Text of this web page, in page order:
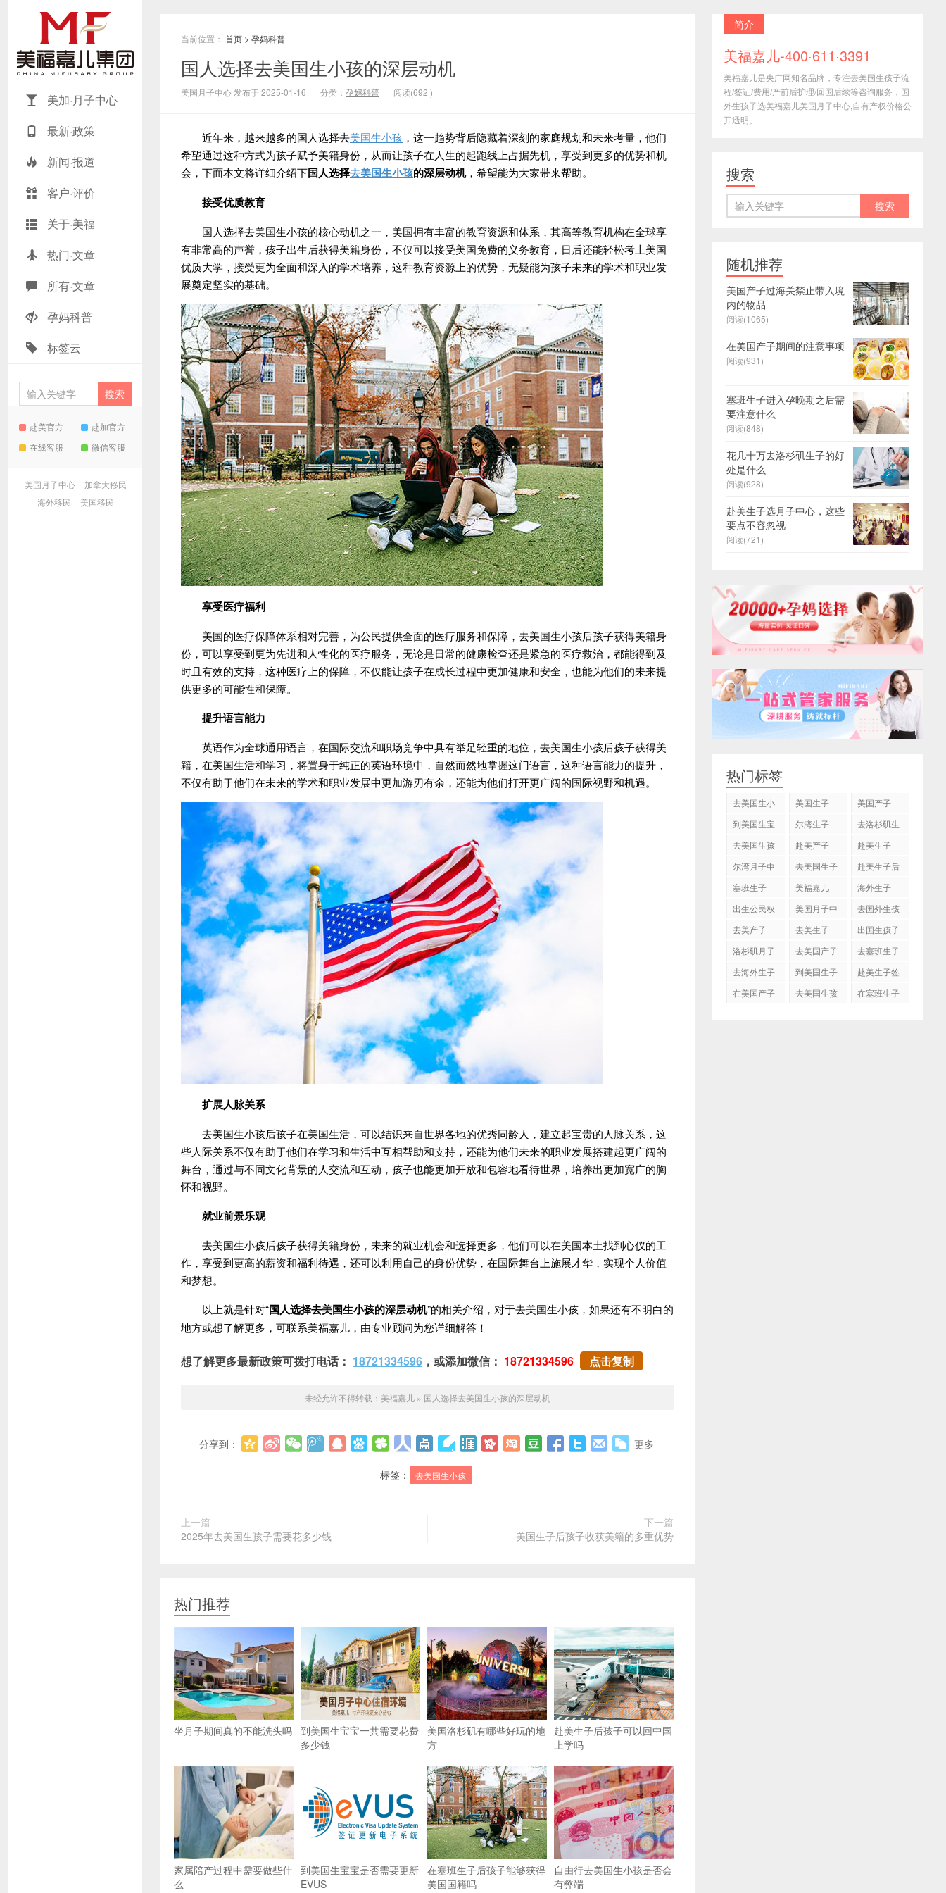
美加·月子中心
最新·政策
新闻·报道
客户·评价
关于·美福
热门·文章
所有·文章
孕妈科普
标签云
赴美官方
赴加官方
在线客服
微信客服
美国月子中心
加拿大移民
海外移民
美国移民
当前位置： 首页 > 孕妈科普
国人选择去美国生小孩的深层动机
美国月子中心 发布于 2025-01-16 分类： 孕妈科普 阅读(692 )
近年来，越来越多的国人选择去美国生小孩 ，这一趋势背后隐藏着深刻的家庭规划和未来考量，他们
希望通过这种方式为孩子赋予美籍身份，从而让孩子在人生的起跑线上占据先机，享受到更多的优势和机
会，下面本文将详细介绍下国人选择去美国生小孩的深层动机，希望能为大家带来帮助。
接受优质教育
国人选择去美国生小孩的核心动机之一，美国拥有丰富的教育资源和体系，其高等教育机构在全球享
有非常高的声誉，孩子出生后获得美籍身份，不仅可以接受美国免费的义务教育，日后还能轻松考上美国
优质大学，接受更为全面和深入的学术培养，这种教育资源上的优势，无疑能为孩子未来的学术和职业发
展奠定坚实的基础。
享受医疗福利
美国的医疗保障体系相对完善，为公民提供全面的医疗服务和保障，去美国生小孩后孩子获得美籍身
份，可以享受到更为先进和人性化的医疗服务，无论是日常的健康检查还是紧急的医疗救治，都能得到及
时且有效的支持，这种医疗上的保障，不仅能让孩子在成长过程中更加健康和安全，也能为他们的未来提
供更多的可能性和保障。
提升语言能力
英语作为全球通用语言，在国际交流和职场竞争中具有举足轻重的地位，去美国生小孩后孩子获得美
籍，在美国生活和学习，将置身于纯正的英语环境中，自然而然地掌握这门语言，这种语言能力的提升，
不仅有助于他们在未来的学术和职业发展中更加游刃有余，还能为他们打开更广阔的国际视野和机遇。
扩展人脉关系
去美国生小孩后孩子在美国生活，可以结识来自世界各地的优秀同龄人，建立起宝贵的人脉关系，这
些人际关系不仅有助于他们在学习和生活中互相帮助和支持，还能为他们未来的职业发展搭建起更广阔的
舞台，通过与不同文化背景的人交流和互动，孩子也能更加开放和包容地看待世界，培养出更加宽广的胸
怀和视野。
就业前景乐观
去美国生小孩后孩子获得美籍身份，未来的就业机会和选择更多，他们可以在美国本土找到心仪的工
作，享受到更高的薪资和福利待遇，还可以利用自己的身份优势，在国际舞台上施展才华，实现个人价值
和梦想。
以上就是针对“国人选择去美国生小孩的深层动机”的相关介绍，对于去美国生小孩，如果还有不明白的
地方或想了解更多，可联系美福嘉儿，由专业顾问为您详细解答！
想了解更多最新政策可拨打电话： 18721334596 ，或添加微信： 18721334596 点击复制
未经允许不得转载： 美福嘉儿» 国人选择去美国生小孩的深层动机
分享到： 更多
标签： 去美国生小孩
上一篇
2025年去美国生孩子需要花多少钱
下一篇
美国生子后孩子收获美籍的多重优势
热门推荐
坐月子期间真的不能洗头吗 到美国生宝宝一共需要花费
多少钱
美国洛杉矶有哪些好玩的地
方
赴美生子后孩子可以回中国
上学吗
家属陪产过程中需要做些什
么
到美国生宝宝是否需要更新
EVUS
在塞班生子后孩子能够获得
美国国籍吗
自由行去美国生小孩是否会
有弊端
简介
美福嘉儿-400·611·3391
美福嘉儿是央广网知名品牌，专注去美国生孩子流
程/签证/费用/产前后护理/回国后续等咨询服务，国
外生孩子选美福嘉儿美国月子中心,自有产权价格公
开透明。
搜索
随机推荐
美国产子过海关禁止带入境
内的物品
阅读(1065)
在美国产子期间的注意事项
阅读(931)
塞班生子进入孕晚期之后需
要注意什么
阅读(848)
花几十万去洛杉矶生子的好
处是什么
阅读(928)
赴美生子选月子中心，这些
要点不容忽视
阅读(721)
热门标签
去美国生小
美国生子
美国产子
到美国生宝
尔湾生子
去洛杉矶生
去美国生孩
赴美产子
赴美生子
尔湾月子中
去美国生子
赴美生子后
塞班生子
美福嘉儿
海外生子
出生公民权
美国月子中
去国外生孩
去美产子 去美生子
出国生孩子
洛杉矶月子
去美国产子
去塞班生子
去海外生子
到美国生子
赴美生子签
在美国产子
去美国生孩
在塞班生子